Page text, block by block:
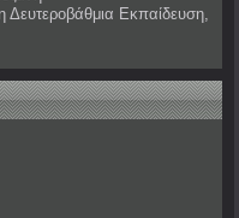
Δευτεροβάθμια Εκπαίδευση,